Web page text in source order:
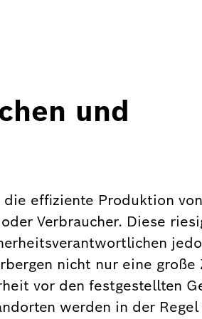
und
effiziente Produktion
Verbraucher. Diese
nicht nur eine große
vor den festgestellten
werden in der